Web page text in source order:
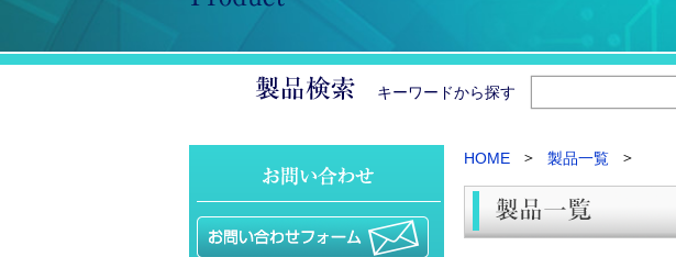
キーワードから探す
HOME 製品一覧